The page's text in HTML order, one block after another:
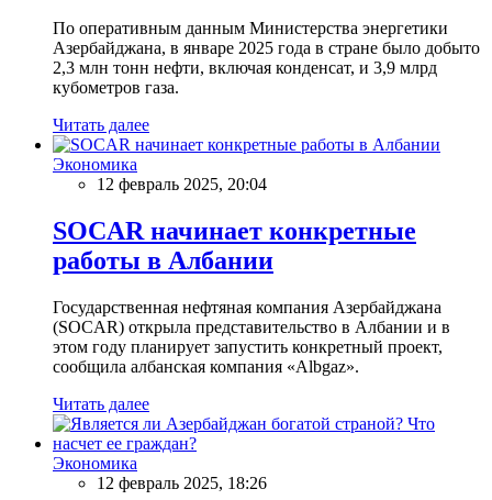
По оперативным данным Министерства энергетики
Азербайджана, в январе 2025 года в стране было добыто
2,3 млн тонн нефти, включая конденсат, и 3,9 млрд
кубометров газа.
Читать далее
Экономика
12 февраль 2025, 20:04
SOCAR начинает конкретные
работы в Албании
Государственная нефтяная компания Азербайджана
(SOCAR) открыла представительство в Албании и в
этом году планирует запустить конкретный проект,
сообщила албанская компания «Albgaz».
Читать далее
Экономика
12 февраль 2025, 18:26